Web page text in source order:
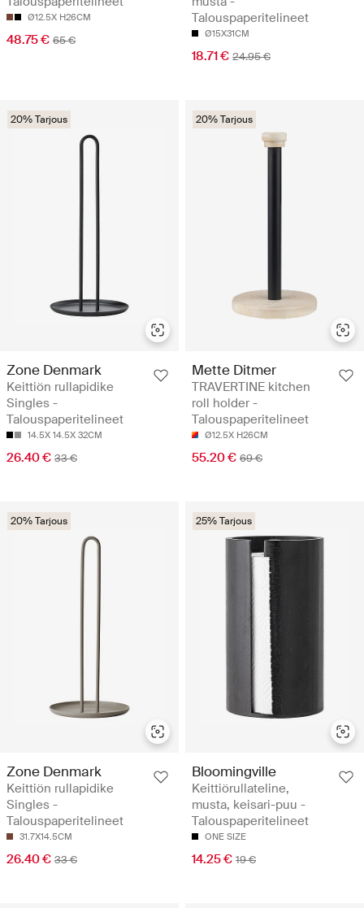
Ø12.5X H26CM
48.75 € 65 €
Talouspaperitelineet
Ø15X31CM
18.71 € 24.95 €
20% Tarjous
Zone Denmark
Keittiön rullapidike
Singles -
Talouspaperitelineet
14.5X 14.5X 32CM
26.40 € 33 €
20% Tarjous
Mette Ditmer
TRAVERTINE kitchen
roll holder -
Talouspaperitelineet
Ø12.5X H26CM
55.20 € 69 €
20% Tarjous
Zone Denmark
Keittiön rullapidike
Singles -
Talouspaperitelineet
31.7X14.5CM
26.40 € 33 €
25% Tarjous
Bloomingville
Keittiörullateline,
musta, keisari-puu -
Talouspaperitelineet
ONE SIZE
14.25 € 19 €